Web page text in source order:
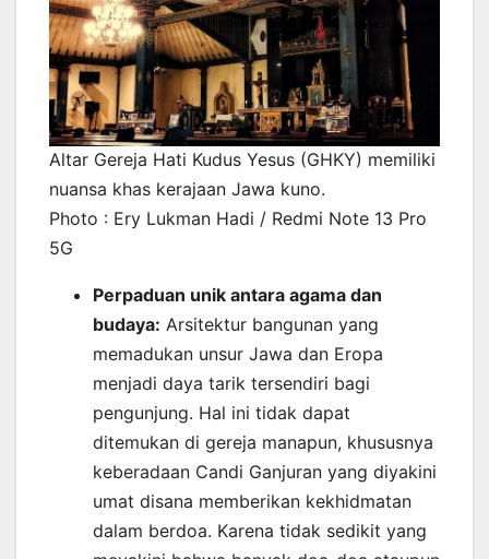
Altar Gereja Hati Kudus Yesus (GHKY) memiliki
nuansa khas kerajaan Jawa kuno.
Photo : Ery Lukman Hadi / Redmi Note 13 Pro
5G
Perpaduan unik antara agama dan
budaya: Arsitektur bangunan yang
memadukan unsur Jawa dan Eropa
menjadi daya tarik tersendiri bagi
pengunjung. Hal ini tidak dapat
ditemukan di gereja manapun, khususnya
keberadaan Candi Ganjuran yang diyakini
umat disana memberikan kekhidmatan
dalam berdoa. Karena tidak sedikit yang